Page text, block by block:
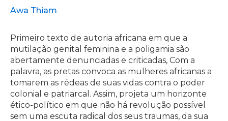
Awa Thiam
Primeiro texto de autoria africana em que a
mutilação genital feminina e a poligamia são
abertamente denunciadas e criticadas, Com a
palavra, as pretas convoca as mulheres africanas a
tomarem as rédeas de suas vidas contra o poder
colonial e patriarcal. Assim, projeta um horizonte
ético-político em que não há revolução possível
sem uma escuta radical dos seus traumas, da sua